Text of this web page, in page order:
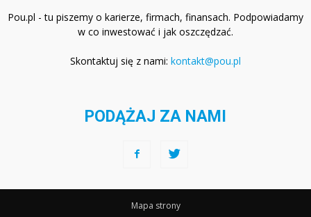
Pou.pl - tu piszemy o karierze, firmach, finansach. Podpowiadamy
w co inwestować i jak oszczędzać.
Skontaktuj się z nami: kontakt@pou.pl
PODĄŻAJ ZA NAMI
Mapa strony